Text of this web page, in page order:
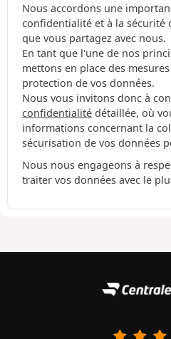
Nous accordons une
confidentialité et à la sécurité
que vous partagez avec nous.
En tant que l'une de nos
mettons en place des
protection de vos données.
Nous vous invitons donc à
confidentialité détaillée, où
informations concernant la
sécurisation de vos données
Nous nous engageons à
traiter vos données avec le